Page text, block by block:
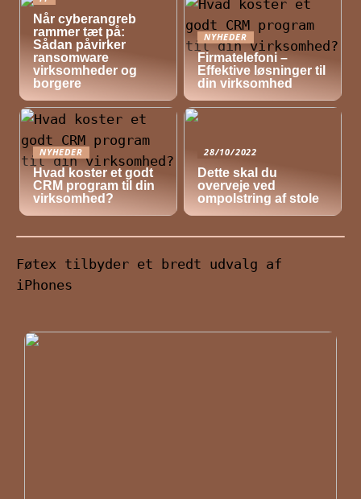
Når cyberangreb
rammer tæt på:
Sådan påvirker
ransomware
virksomheder og
borgere
NYHEDER
Firmatelefoni –
Effektive løsninger til
din virksomhed
NYHEDER
Hvad koster et godt
CRM program til din
virksomhed?
28/10/2022
Dette skal du
overveje ved
ompolstring af stole
Føtex tilbyder et bredt udvalg af
iPhones